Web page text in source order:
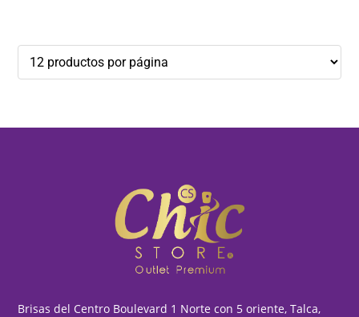
Brisas del Centro Boulevard 1 Norte con 5 oriente, Talca,